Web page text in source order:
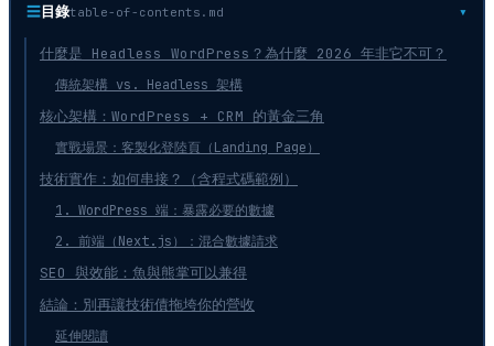
☰目錄table-of-contents.md
什麼是 Headless WordPress？為什麼 2026 年非它不可？
傳統架構 vs. Headless 架構
核心架構：WordPress + CRM 的黃金三角
實戰場景：客製化登陸頁（Landing Page）
技術實作：如何串接？（含程式碼範例）
1. WordPress 端：暴露必要的數據
2. 前端（Next.js）：混合數據請求
SEO 與效能：魚與熊掌可以兼得
結論：別再讓技術債拖垮你的營收
延伸閱讀